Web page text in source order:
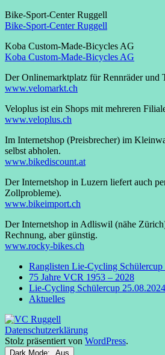
Bike-Sport-Center Ruggell
Bike-Sport-Center Ruggell
Koba Custom-Made-Bicycles AG
Koba Custom-Made-Bicycles AG
Der Onlinemarktplatz für Rennräder und
www.velomarkt.ch
Veloplus ist ein Shops mit mehreren
www.veloplus.ch
Im Internetshop (Preisbrecher) im
selbst abholen.
www.bikediscount.at
Der Internetshop in Luzern liefert auch
Zollprobleme).
www.bikeimport.ch
Der Internetshop in Adliswil (nähe
Rechnung, aber günstig.
www.rocky-bikes.ch
Ranglisten Lie-Cycling Schülercup
75 Jahre VCR 1953 – 2028
Lie-Cycling Schülercup 25.08.2024
Aktuelles
Datenschutzerklärung
Stolz präsentiert von WordPress.
Dark Mode: